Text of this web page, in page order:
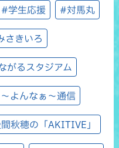
#学生応援 #対馬丸
さきいろ
がるスタジアム
よんなぁ～通信
秋穂の「AKITIVE」